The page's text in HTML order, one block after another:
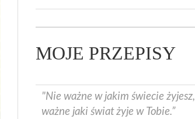
MOJE PRZEPISY
"Nie ważne w jakim świecie żyjesz,
ważne jaki świat żyje w Tobie.”